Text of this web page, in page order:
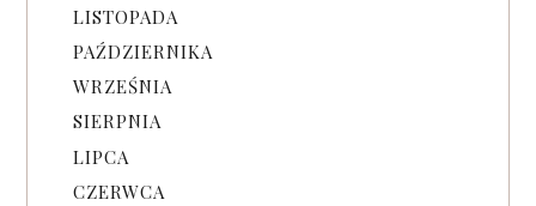
LISTOPADA
PAŹDZIERNIKA
WRZEŚNIA
SIERPNIA
LIPCA
CZERWCA